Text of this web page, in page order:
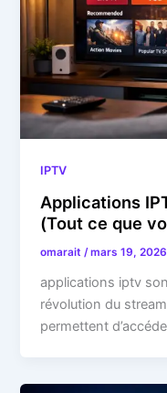
IPTV
Applications
(Tout ce que
omarait/mars 19, 2026
applications iptv
révolution du
permettent